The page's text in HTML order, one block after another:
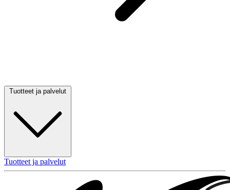
Tuotteet ja palvelut
Tuotteet ja palvelut